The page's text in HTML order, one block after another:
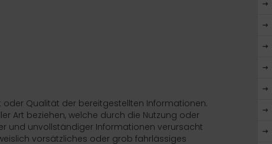
oder Qualität der bereitgestellten Informationen.
Art beziehen, welche durch die Nutzung oder
und unvollständiger Informationen verursacht
vorsätzliches oder grob fahrlässiges